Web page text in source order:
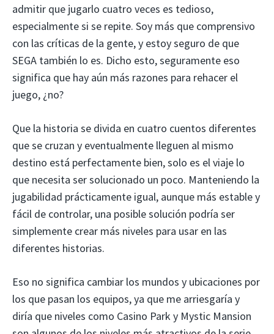
admitir que jugarlo cuatro veces es tedioso,
especialmente si se repite. Soy más que comprensivo
con las críticas de la gente, y estoy seguro de que
SEGA también lo es. Dicho esto, seguramente eso
significa que hay aún más razones para rehacer el
juego, ¿no?
Que la historia se divida en cuatro cuentos diferentes
que se cruzan y eventualmente lleguen al mismo
destino está perfectamente bien, solo es el viaje lo
que necesita ser solucionado un poco. Manteniendo la
jugabilidad prácticamente igual, aunque más estable y
fácil de controlar, una posible solución podría ser
simplemente crear más niveles para usar en las
diferentes historias.
Eso no significa cambiar los mundos y ubicaciones por
los que pasan los equipos, ya que me arriesgaría y
diría que niveles como Casino Park y Mystic Mansion